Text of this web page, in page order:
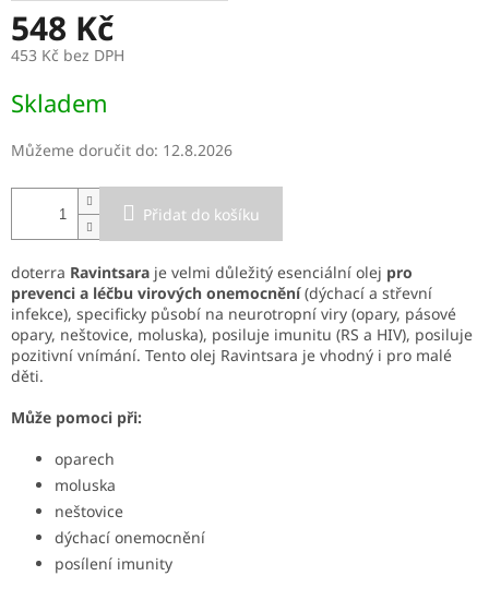
548 Kč
453 Kč bez DPH
cena:
Skladem
Můžeme doručit do: 12.8.2026
Přidat do košíku
doterra Ravintsara je velmi důležitý esenciální olej pro
prevenci a léčbu virových onemocnění(dýchací a střevní
infekce), specificky působí na neurotropní viry (opary, pásové
opary, neštovice, moluska), posiluje imunitu (RS a HIV), posiluje
pozitivní vnímání. Tento olej Ravintsara je vhodný i pro malé
děti.
Může pomoci při:
oparech
moluska
neštovice
dýchací onemocnění
posílení imunity